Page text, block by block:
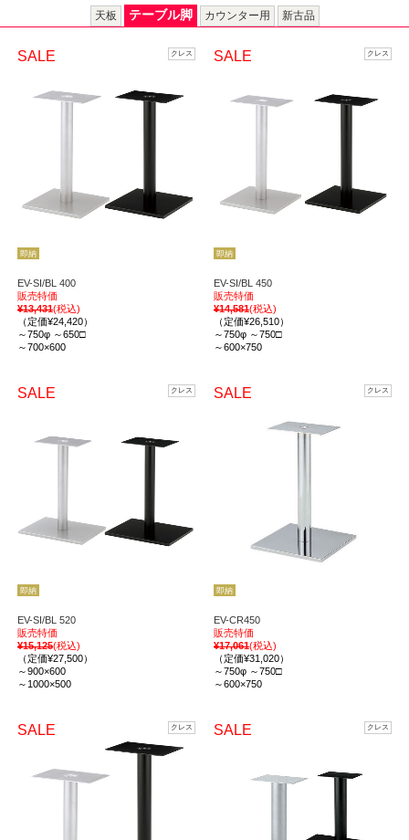
天板 テーブル脚 カウンター用 新古品
SALE クレス
即納
EV-SI/BL 400
販売特価
¥13,431(税込)
（定価¥24,420）
～750φ ～650□
～700×600
SALE クレス
即納
EV-SI/BL 450
販売特価
¥14,581(税込)
（定価¥26,510）
～750φ ～750□
～600×750
SALE クレス
即納
EV-SI/BL 520
販売特価
¥15,125(税込)
（定価¥27,500）
～900×600
～1000×500
SALE クレス
即納
EV-CR450
販売特価
¥17,061(税込)
（定価¥31,020）
～750φ ～750□
～600×750
SALE クレス SALE クレス